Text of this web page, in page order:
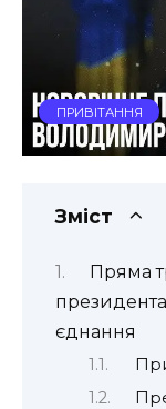
ПРИВІТАННЯ
Зміст
Пряма
єднання